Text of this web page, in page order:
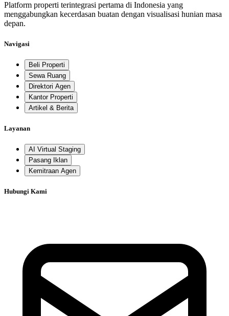
Platform properti terintegrasi pertama di Indonesia yang
menggabungkan kecerdasan buatan dengan visualisasi hunian masa
depan.
Navigasi
Beli Properti
Sewa Ruang
Direktori Agen
Kantor Properti
Artikel & Berita
Layanan
AI Virtual Staging
Pasang Iklan
Kemitraan Agen
Hubungi Kami